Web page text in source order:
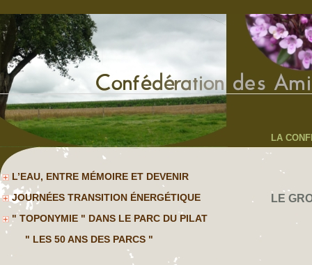
LA
LE
L’EAU, ENTRE MÉMOIRE ET DEVENIR
JOURNÉES TRANSITION ÉNERGÉTIQUE
" TOPONYMIE " DANS LE PARC DU PILAT
" LES 50 ANS DES PARCS "